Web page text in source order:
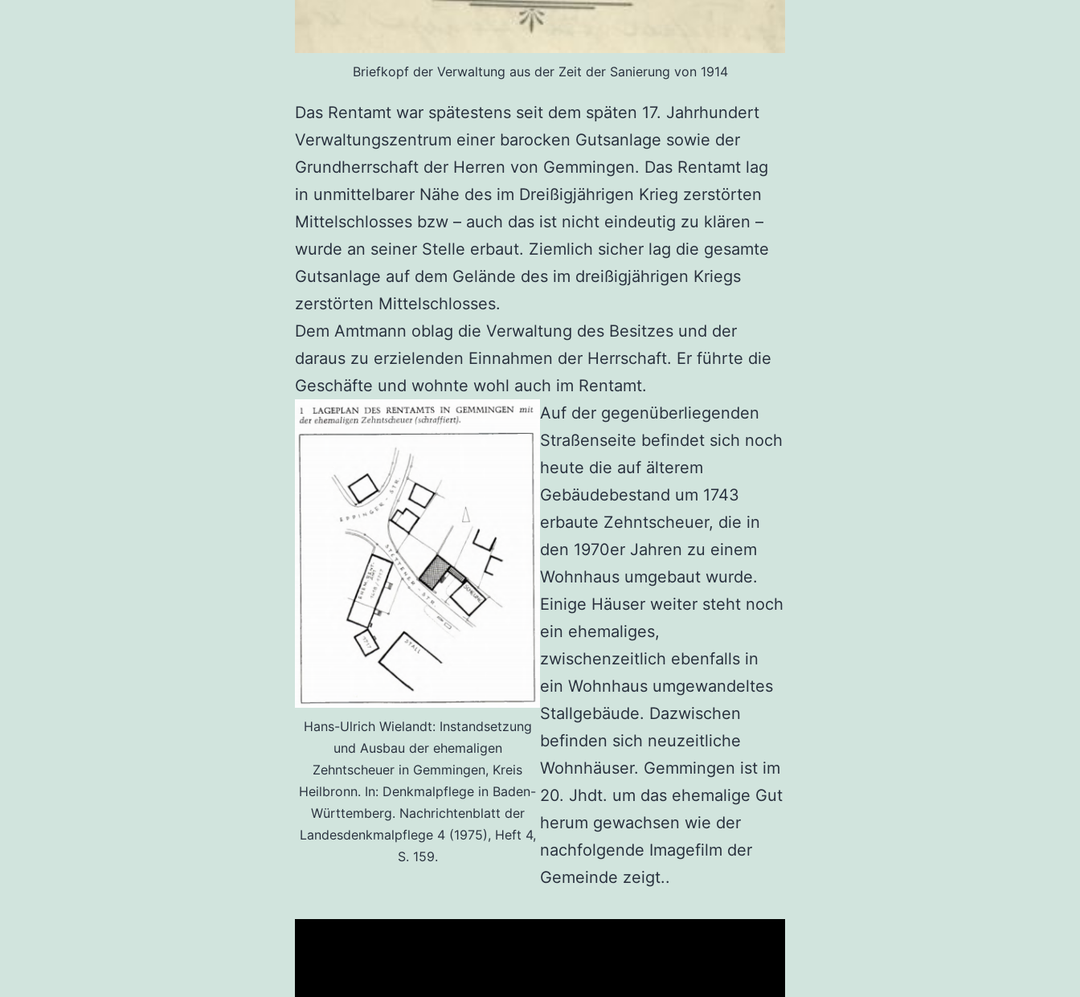
Briefkopf der Verwaltung aus der Zeit der Sanierung von 1914
Das Rentamt war spätestens seit dem späten 17. Jahrhundert
Verwaltungszentrum einer barocken Gutsanlage sowie der
Grundherrschaft der Herren von Gemmingen. Das Rentamt lag
in unmittelbarer Nähe des im Dreißigjährigen Krieg zerstörten
Mittelschlosses bzw – auch das ist nicht eindeutig zu klären –
wurde an seiner Stelle erbaut. Ziemlich sicher lag die gesamte
Gutsanlage auf dem Gelände des im dreißigjährigen Kriegs
zerstörten Mittelschlosses.
Dem Amtmann oblag die Verwaltung des Besitzes und der
daraus zu erzielenden Einnahmen der Herrschaft. Er führte die
Geschäfte und wohnte wohl auch im Rentamt.
Hans-Ulrich Wielandt: Instandsetzung
und Ausbau der ehemaligen
Zehntscheuer in Gemmingen, Kreis
Heilbronn. In: Denkmalpflege in Baden-
Württemberg. Nachrichtenblatt der
Landesdenkmalpflege 4 (1975), Heft 4,
S. 159.
Auf der gegenüberliegenden
Straßenseite befindet sich noch
heute die auf älterem
Gebäudebestand um 1743
erbaute Zehntscheuer, die in
den 1970er Jahren zu einem
Wohnhaus umgebaut wurde.
Einige Häuser weiter steht noch
ein ehemaliges,
zwischenzeitlich ebenfalls in
ein Wohnhaus umgewandeltes
Stallgebäude. Dazwischen
befinden sich neuzeitliche
Wohnhäuser. Gemmingen ist im
20. Jhdt. um das ehemalige Gut
herum gewachsen wie der
nachfolgende Imagefilm der
Gemeinde zeigt..